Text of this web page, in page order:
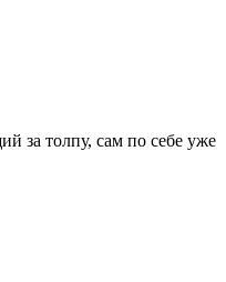
за толпу, сам по себе уже